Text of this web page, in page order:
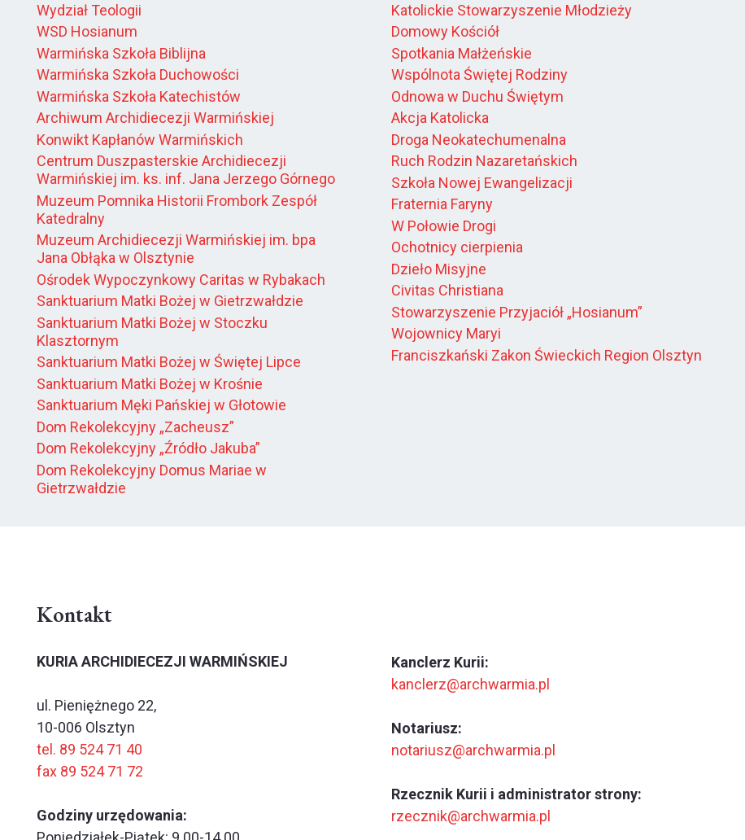
Wydział Teologii
WSD Hosianum
Warmińska Szkoła Biblijna
Warmińska Szkoła Duchowości
Warmińska Szkoła Katechistów
Archiwum Archidiecezji Warmińskiej
Konwikt Kapłanów Warmińskich
Centrum Duszpasterskie Archidiecezji
Warmińskiej im. ks. inf. Jana Jerzego Górnego
Muzeum Pomnika Historii Frombork Zespół
Katedralny
Muzeum Archidiecezji Warmińskiej im. bpa
Jana Obłąka w Olsztynie
Ośrodek Wypoczynkowy Caritas w Rybakach
Sanktuarium Matki Bożej w Gietrzwałdzie
Sanktuarium Matki Bożej w Stoczku
Klasztornym
Sanktuarium Matki Bożej w Świętej Lipce
Sanktuarium Matki Bożej w Krośnie
Sanktuarium Męki Pańskiej w Głotowie
Dom Rekolekcyjny „Zacheusz”
Dom Rekolekcyjny „Źródło Jakuba”
Dom Rekolekcyjny Domus Mariae w
Gietrzwałdzie
Katolickie Stowarzyszenie Młodzieży
Domowy Kościół
Spotkania Małżeńskie
Wspólnota Świętej Rodziny
Odnowa w Duchu Świętym
Akcja Katolicka
Droga Neokatechumenalna
Ruch Rodzin Nazaretańskich
Szkoła Nowej Ewangelizacji
Fraternia Faryny
W Połowie Drogi
Ochotnicy cierpienia
Dzieło Misyjne
Civitas Christiana
Stowarzyszenie Przyjaciół „Hosianum”
Wojownicy Maryi
Franciszkański Zakon Świeckich Region Olsztyn
Kontakt
KURIA ARCHIDIECEZJI WARMIŃSKIEJ
ul. Pieniężnego 22,
10-006 Olsztyn
tel. 89 524 71 40
fax 89 524 71 72
Godziny urzędowania:
Kanclerz Kurii:
kanclerz@archwarmia.pl
Notariusz:
notariusz@archwarmia.pl
Rzecznik Kurii i administrator strony:
rzecznik@archwarmia.pl